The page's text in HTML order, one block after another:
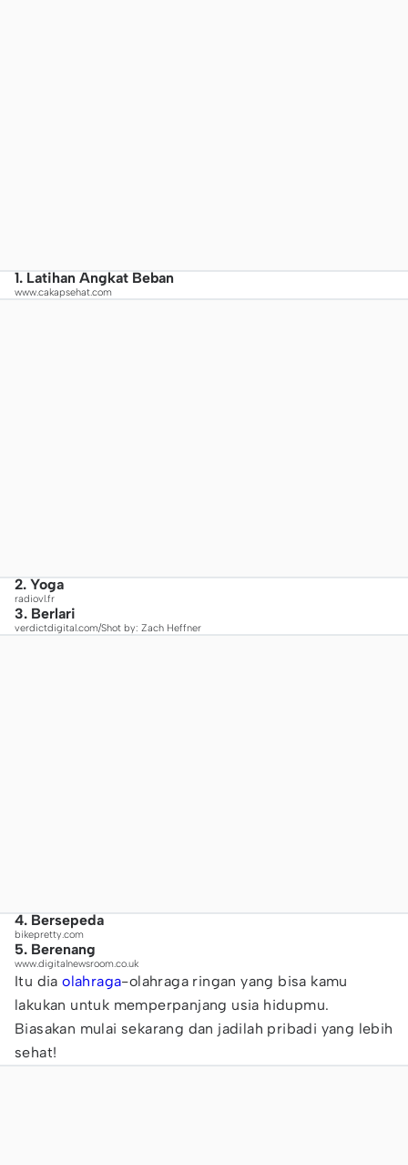
1. Latihan Angkat Beban
www.cakapsehat.com
2. Yoga
radiovl.fr
3. Berlari
verdictdigital.com/Shot by: Zach Heffner
4. Bersepeda
bikepretty.com
5. Berenang
www.digitalnewsroom.co.uk
Itu diaolahraga-olahraga ringan yang bisa kamu
lakukan untuk memperpanjang usia hidupmu.
Biasakan mulai sekarang dan jadilah pribadi yang lebih
sehat!